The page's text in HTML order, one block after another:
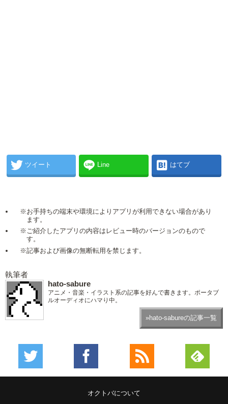
ツイート Line はてブ
※お手持ちの端末や環境によりアプリが利用できない場合があり
ます。
※ご紹介したアプリの内容はレビュー時のバージョンのもので
す。
※記事および画像の無断転用を禁じます。
執筆者
hato-sabure
アニメ・音楽・イラスト系の記事を好んで書きます。ポータブ
ルオーディオにハマり中。
»hato-sabureの記事一覧
オクトバについて